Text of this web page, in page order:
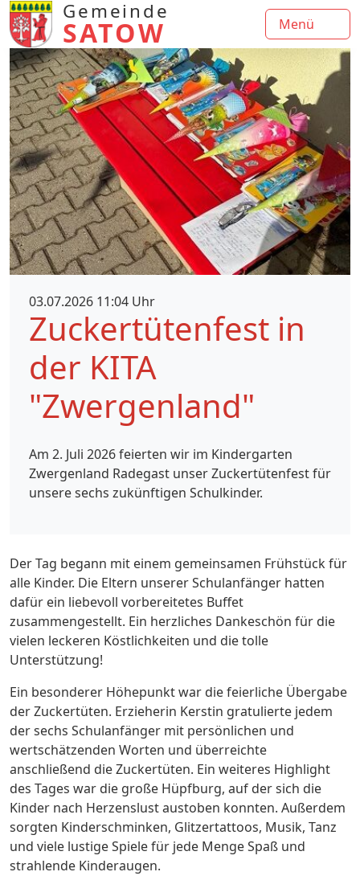
Gemeinde
SATOW Menü
03.07.2026 11:04 Uhr
Zuckertütenfest in
der KITA
"Zwergenland"
Am 2. Juli 2026 feierten wir im Kindergarten
Zwergenland Radegast unser Zuckertütenfest für
unsere sechs zukünftigen Schulkinder.
Der Tag begann mit einem gemeinsamen Frühstück für
alle Kinder. Die Eltern unserer Schulanfänger hatten
dafür ein liebevoll vorbereitetes Buffet
zusammengestellt. Ein herzliches Dankeschön für die
vielen leckeren Köstlichkeiten und die tolle
Unterstützung!
Ein besonderer Höhepunkt war die feierliche Übergabe
der Zuckertüten. Erzieherin Kerstin gratulierte jedem
der sechs Schulanfänger mit persönlichen und
wertschätzenden Worten und überreichte
anschließend die Zuckertüten. Ein weiteres Highlight
des Tages war die große Hüpfburg, auf der sich die
Kinder nach Herzenslust austoben konnten. Außerdem
sorgten Kinderschminken, Glitzertattoos, Musik, Tanz
und viele lustige Spiele für jede Menge Spaß und
strahlende Kinderaugen.